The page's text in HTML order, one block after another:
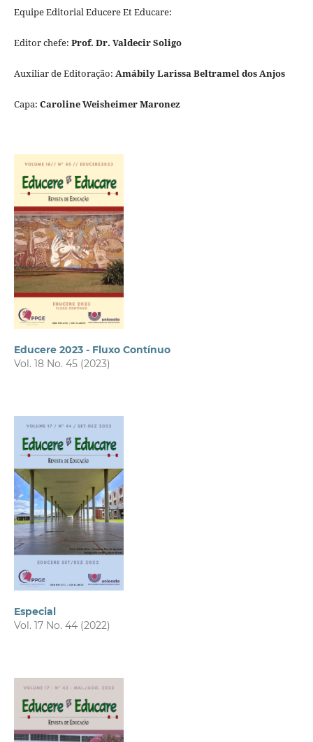
Equipe Editorial Educere Et Educare:
Editor chefe: Prof. Dr. Valdecir Soligo
Auxiliar de Editoração: Amábily Larissa Beltramel dos Anjos
Capa: Caroline Weisheimer Maronez
Educere 2023 - Fluxo Contínuo
Vol. 18 No. 45 (2023)
Especial
Vol. 17 No. 44 (2022)